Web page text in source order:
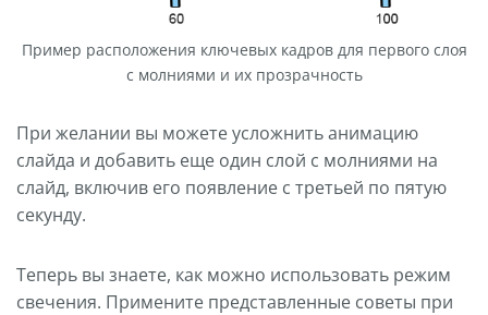
Пример расположения ключевых кадров для первого слоя
с молниями и их прозрачность
При желании вы можете усложнить анимацию
слайда и добавить еще один слой с молниями на
слайд, включив его появление с третьей по пятую
секунду.
Теперь вы знаете, как можно использовать режим
свечения. Примените представленные советы при